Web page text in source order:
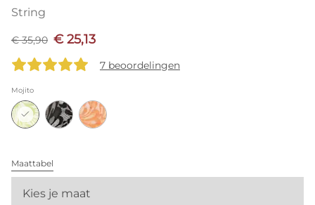
String
€ 35,90 € 25,13
7 beoordelingen
Mojito
Maattabel
Kies je maat